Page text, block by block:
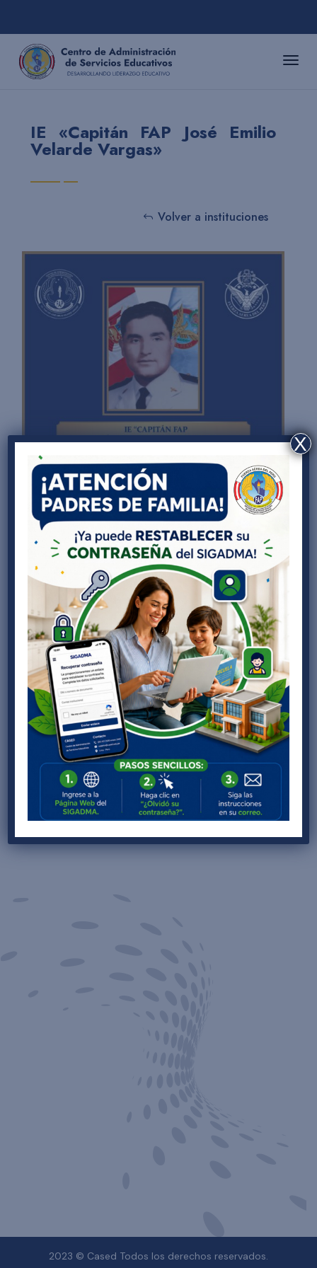
IE «Capitán FAP José Emilio
Velarde Vargas»
Volver a instituciones
Director(a):
David Carrasco Estrada
Aniversario:
26 de Agosto
Correo:
josevelarde@cased.edu.pe
Facebook
 Horario de atención administrativo:
2023 © Cased Todos los derechos reservados.
X